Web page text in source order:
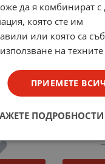
да я комбинират с
която сте им
или която са
на техните
ПРИЕМЕТЕ
ПОДРОБНОСТИ